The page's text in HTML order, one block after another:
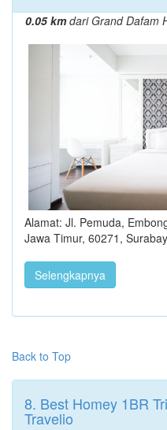
0.05 kmdari Grand Dafam
Alamat: Jl. Pemuda,
Jawa Timur, 60271,
Selengkapnya
Back to Top
8. Best Homey 1BR
Travelio